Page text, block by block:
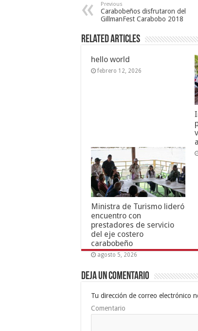
Previous
Carabobeños disfrutaron del
GillmanFest Carabobo 2018
Related Articles
hello world
febrero 12, 2026
Ministra de Turismo lideró
encuentro con
prestadores de servicio
del eje costero
carabobeño
agosto 5, 2026
Deja un comentario
Tu dirección de correo electrónico
Comentario